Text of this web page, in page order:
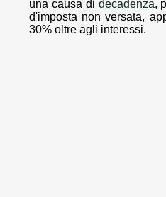
una causa di decadenza,
d'imposta non versata,
30% oltre agli interessi.